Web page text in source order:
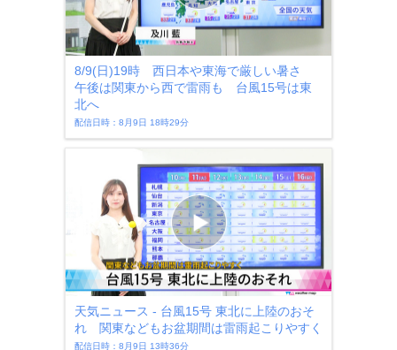
8/9(日)19時 西日本や東海で厳しい暑さ
午後は関東から西で雷雨も 台風15号は東
北へ
配信日時：8月9日 18時29分
天気ニュース - 台風15号 東北に上陸のおそ
れ 関東などもお盆期間は雷雨起こりやすく
配信日時：8月9日 13時36分